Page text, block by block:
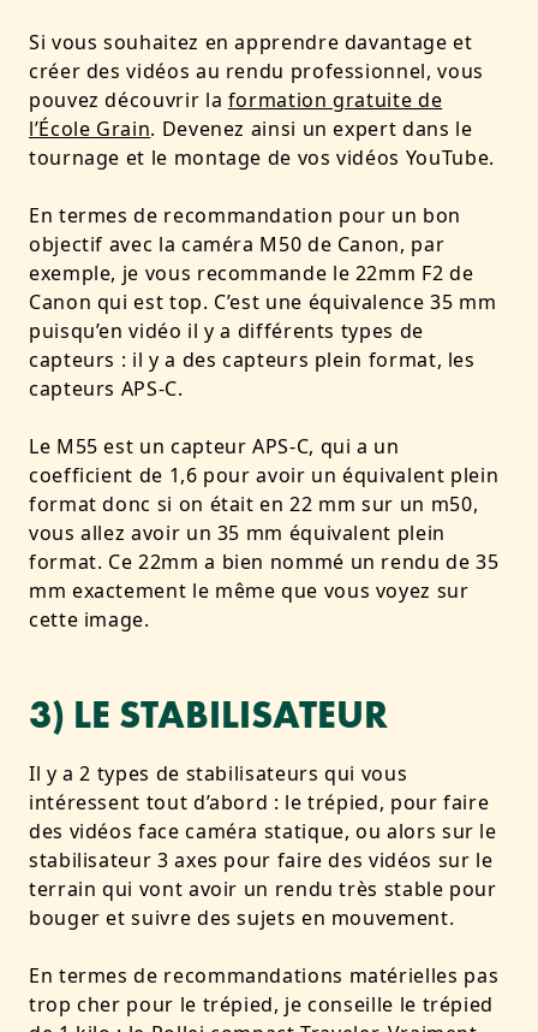
Si vous souhaitez en apprendre davantage et
créer des vidéos au rendu professionnel, vous
pouvez découvrir la formation gratuite de
l’École Grain. Devenez ainsi un expert dans le
tournage et le montage de vos vidéos YouTube.
En termes de recommandation pour un bon
objectif avec la caméra M50 de Canon, par
exemple, je vous recommande le 22mm F2 de
Canon qui est top. C’est une équivalence 35 mm
puisqu’en vidéo il y a différents types de
capteurs : il y a des capteurs plein format, les
capteurs APS-C.
Le M55 est un capteur APS-C, qui a un
coefficient de 1,6 pour avoir un équivalent plein
format donc si on était en 22 mm sur un m50,
vous allez avoir un 35 mm équivalent plein
format. Ce 22mm a bien nommé un rendu de 35
mm exactement le même que vous voyez sur
cette image.
3) LE STABILISATEUR
Il y a 2 types de stabilisateurs qui vous
intéressent tout d’abord : le trépied, pour faire
des vidéos face caméra statique, ou alors sur le
stabilisateur 3 axes pour faire des vidéos sur le
terrain qui vont avoir un rendu très stable pour
bouger et suivre des sujets en mouvement.
En termes de recommandations matérielles pas
trop cher pour le trépied, je conseille le trépied